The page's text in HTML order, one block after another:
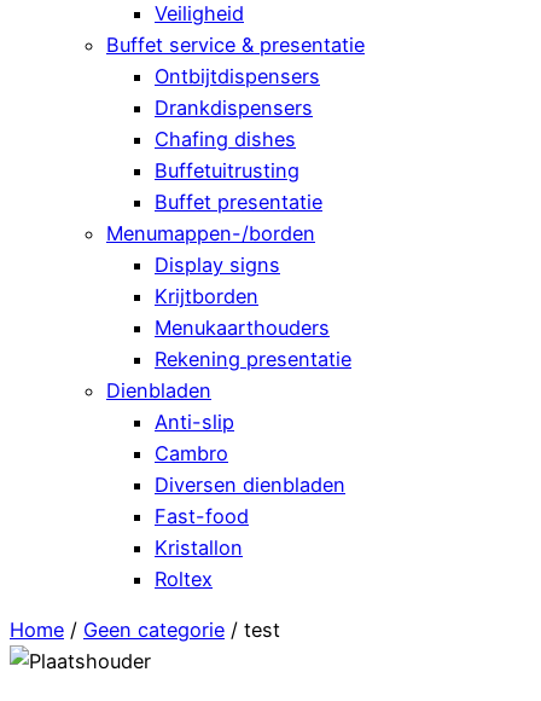
Veiligheid
Buffet service & presentatie
Ontbijtdispensers
Drankdispensers
Chafing dishes
Buffetuitrusting
Buffet presentatie
Menumappen-/borden
Display signs
Krijtborden
Menukaarthouders
Rekening presentatie
Dienbladen
Anti-slip
Cambro
Diversen dienbladen
Fast-food
Kristallon
Roltex
Home / Geen categorie / test